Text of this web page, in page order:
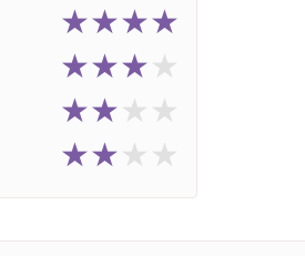
★★★★
★★★★
★★★★
★★★★